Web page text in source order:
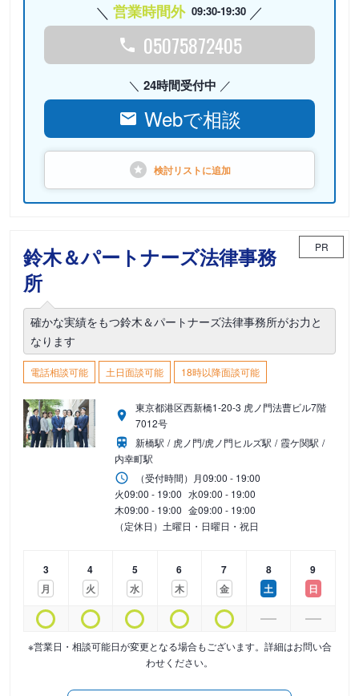
営業時間外 09:30-19:30
05075872405
24時間受付中
Webで相談
検討リストに追加
鈴木＆パートナーズ法律事務
所
PR
確かな実績をもつ鈴木＆パートナーズ法律事務所がお力と
なります
電話相談可能 土日面談可能 18時以降面談可能
東京都港区西新橋1-20-3 虎ノ門法曹ビル7階
7012号
新橋駅
虎ノ門/虎ノ門ヒルズ駅
霞ケ関駅
内幸町駅
（受付時間） 月09:00 - 19:00
火09:00 - 19:00 水09:00 - 19:00
木09:00 - 19:00 金09:00 - 19:00
（定休日）土曜日・日曜日・祝日
3
月
4
火
5
水
6
木
7
金
8
土
9
日
※営業日・相談可能日が変更となる場合もございます。詳細はお問い合
わせください。